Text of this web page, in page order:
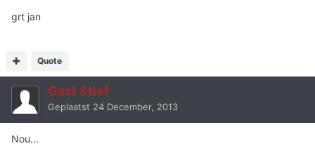
grt jan
Quote
Gast Stief
Geplaatst 24 December, 2013
Nou...